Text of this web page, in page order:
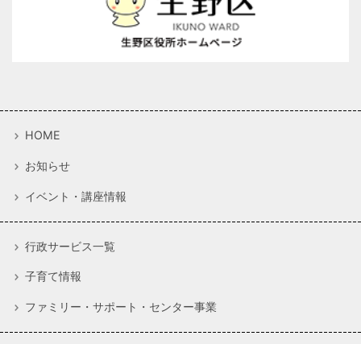
HOME
お知らせ
イベント・講座情報
行政サービス一覧
子育て情報
ファミリー・サポート・センター事業